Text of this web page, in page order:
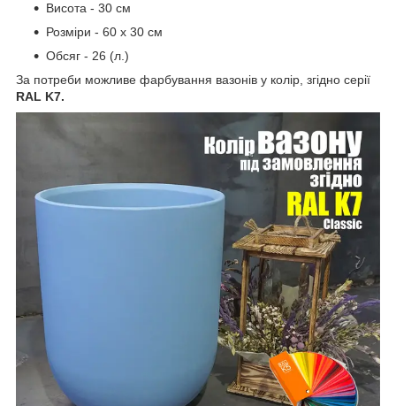
Висота - 30 см
Розміри - 60 х 30 см
Обсяг - 26 (л.)
За потреби можливе фарбування вазонів у колір, згідно серії
RAL K7.